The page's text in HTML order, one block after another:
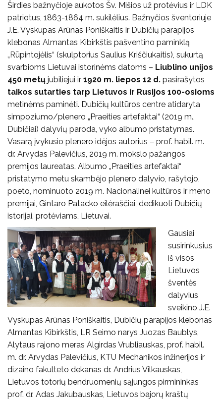
Širdies bažnyčioje aukotos Šv. Mišios už protėvius ir LDK
patriotus, 1863-1864 m. sukilėlius. Bažnyčios šventoriuje
J.E. Vyskupas Arūnas Poniškaitis ir Dubičių parapijos
klebonas Almantas Kibirkštis pašventino paminklą
„Rūpintojėlis“ (skulptorius Saulius Kriščiukaitis), sukurtą
svarbioms Lietuvai istorinėms datoms – Liublino unijos
450 metų jubiliejui ir 1920 m. liepos 12 d. pasirašytos
taikos sutarties tarp Lietuvos ir Rusijos 100-osioms
metinėms paminėti. Dubičių kultūros centre atidaryta
simpoziumo/plenero „Praeities artefaktai“ (2019 m.,
Dubičiai) dalyvių paroda, vyko albumo pristatymas.
Vasarą įvykusio plenero idėjos autorius – prof. habil. m.
dr. Arvydas Palevičius, 2019 m. mokslo pažangos
premijos laureatas. Albumo „Praeities artefaktai“
pristatymo metu skambėjo plenero dalyvio, rašytojo,
poeto, nominuoto 2019 m. Nacionalinei kultūros ir meno
premijai, Gintaro Patacko eilėraščiai, dedikuoti Dubičių
istorijai, protėviams, Lietuvai.
Gausiai
susirinkusius
iš visos
Lietuvos
šventės
dalyvius
sveikino J.E.
Vyskupas Arūnas Poniškaitis, Dubičių parapijos klebonas
Almantas Kibirkštis, LR Seimo narys Juozas Baublys,
Alytaus rajono meras Algirdas Vrubliauskas, prof. habil.
m. dr. Arvydas Palevičius, KTU Mechanikos inžinerijos ir
dizaino fakulteto dekanas dr. Andrius Vilkauskas,
Lietuvos totorių bendruomenių sąjungos pirmininkas
prof. dr. Adas Jakubauskas, Lietuvos bajorų kraštų